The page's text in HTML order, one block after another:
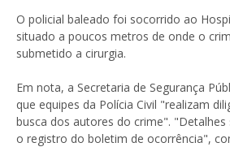
O policial baleado foi socorrido ao
situado a poucos metros de onde o
submetido a cirurgia.
Em nota, a Secretaria de Segurança
que equipes da Polícia Civil "realizam
busca dos autores do crime".
o registro do boletim de ocorrência",